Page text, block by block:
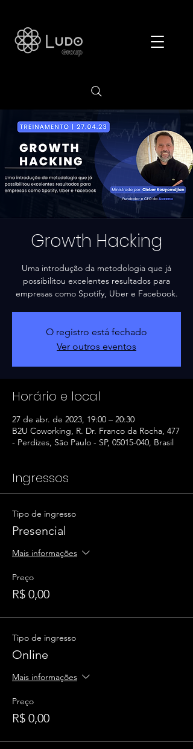
Growth Hacking
Uma introdução da metodologia que já
possibilitou excelentes resultados para
empresas como Spotify, Uber e Facebook.
O registro está fechado
Ver outros eventos
Horário e local
27 de abr. de 2023, 19:00 – 20:30
B2U Coworking, R. Dr. Franco da Rocha, 477
- Perdizes, São Paulo - SP, 05015-040, Brasil
Ingressos
Tipo de ingresso
Presencial
Mais informações
Preço
R$ 0,00
Tipo de ingresso
Online
Mais informações
Preço
R$ 0,00